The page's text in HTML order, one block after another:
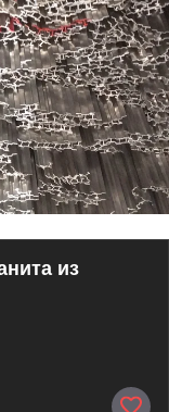
из